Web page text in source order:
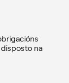
na